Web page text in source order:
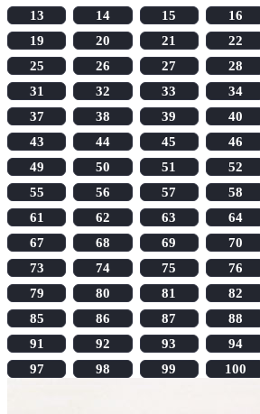
13
14 15 16
19
20 21 22
25
26 27 28
31
32 33 34
37
38 39 40
43
44 45 46
49
50 51 52
55
56 57 58
61
62 63 64
67
68 69 70
73
74 75 76
79
80 81 82
85
86 87 88
91
92 93 94
97
98 99 100